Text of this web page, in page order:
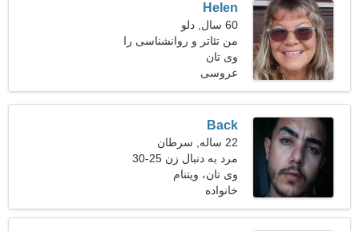
Helen
60 سال, دلو
من تئاتر و روانشناسی را
ترجیح می دهم
وی تان
عروسی
Back
22 ساله, سرطان
مرد به دنبال زن 25-30
وی تان، ویتنام
خانواده